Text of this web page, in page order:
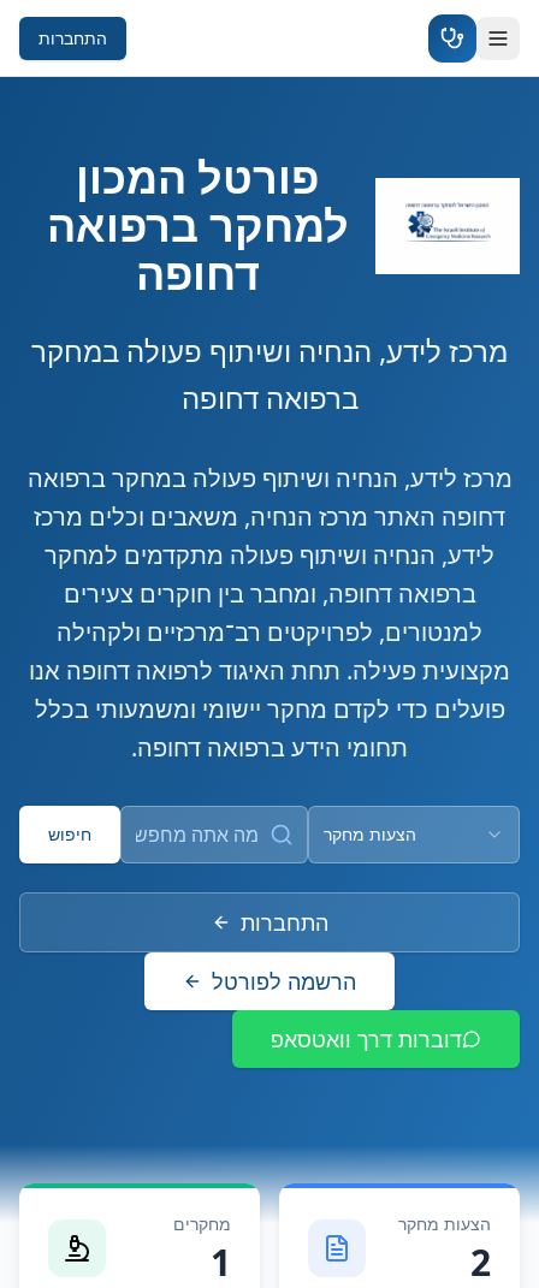
התחברות
פורטל המכון
למחקר ברפואה
דחופה
מרכז לידע, הנחיה ושיתוף פעולה במחקר
ברפואה דחופה
מרכז לידע, הנחיה ושיתוף פעולה במחקר ברפואה
דחופה האתר מרכז הנחיה, משאבים וכלים מרכז
לידע, הנחיה ושיתוף פעולה מתקדמים למחקר
ברפואה דחופה, ומחבר בין חוקרים צעירים
למנטורים, לפרויקטים רב־מרכזיים ולקהילה
מקצועית פעילה. תחת האיגוד לרפואה דחופה אנו
פועלים כדי לקדם מחקר יישומי ומשמעותי בכלל
תחומי הידע ברפואה דחופה.
הצעות מחקר חיפוש
התחברות
הרשמה לפורטל
דוברות דרך וואטסאפ
הצעות מחקר
2
מחקרים
1